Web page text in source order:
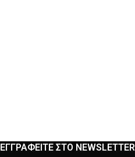
ΕΓΓΡΑΦΕΊΤΕ ΣΤΟ NEWSLETTER